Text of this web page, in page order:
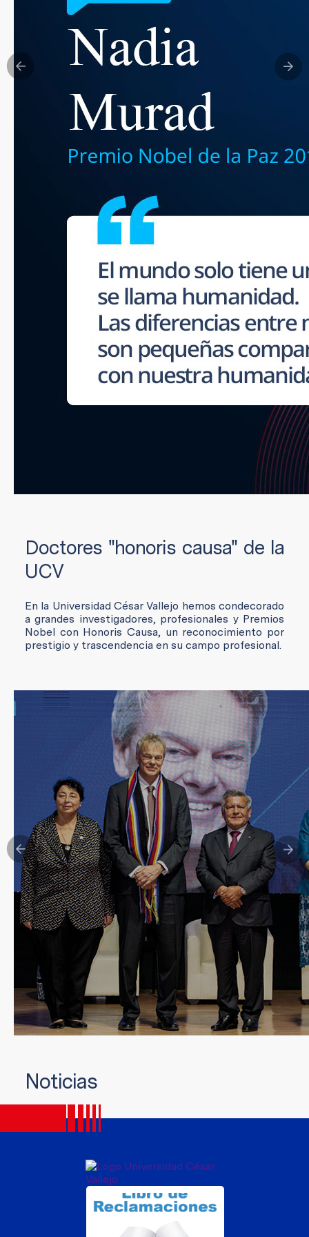
Doctores "honoris causa" de la
UCV
En la Universidad César Vallejo hemos condecorado
a grandes investigadores, profesionales y Premios
Nobel con Honoris Causa, un reconocimiento por
prestigio y trascendencia en su campo profesional.
Noticias